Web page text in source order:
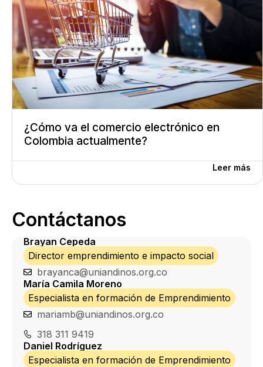
¿Cómo va el comercio electrónico en
Colombia actualmente?
Leer más
Contáctanos
Brayan Cepeda
Director emprendimiento e impacto social
brayanca@uniandinos.org.co
María Camila Moreno
Especialista en formación de Emprendimiento
mariamb@uniandinos.org.co
318 311 9419
Daniel Rodríguez
Especialista en formación de Emprendimiento